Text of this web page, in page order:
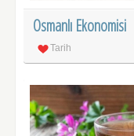
Osmanlı Ekonomisi
Tarih